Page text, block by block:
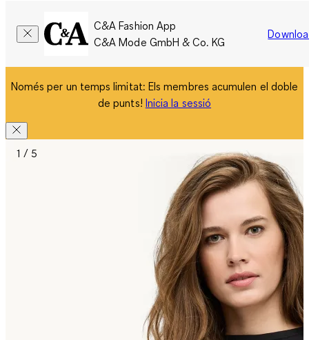
C&A Fashion App
C&A Mode GmbH & Co. KG
Només per un temps limitat: Els membres acumulen el doble
de punts! Inicia la sessió
1 / 5